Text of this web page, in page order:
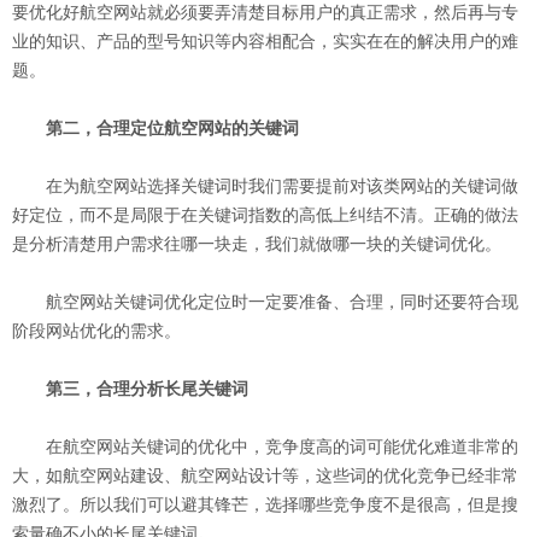
要优化好航空网站就必须要弄清楚目标用户的真正需求，然后再与专
业的知识、产品的型号知识等内容相配合，实实在在的解决用户的难
题。
第二，合理定位航空网站的关键词
在为航空网站选择关键词时我们需要提前对该类网站的关键词做
好定位，而不是局限于在关键词指数的高低上纠结不清。正确的做法
是分析清楚用户需求往哪一块走，我们就做哪一块的关键词优化。
航空网站关键词优化定位时一定要准备、合理，同时还要符合现
阶段网站优化的需求。
第三，合理分析长尾关键词
在航空网站关键词的优化中，竞争度高的词可能优化难道非常的
大，如航空网站建设、航空网站设计等，这些词的优化竞争已经非常
激烈了。所以我们可以避其锋芒，选择哪些竞争度不是很高，但是搜
索量确不小的长尾关键词。